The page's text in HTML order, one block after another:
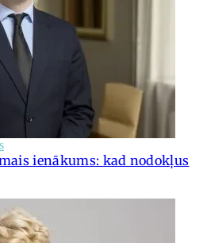
ienākums: kad nodokļus